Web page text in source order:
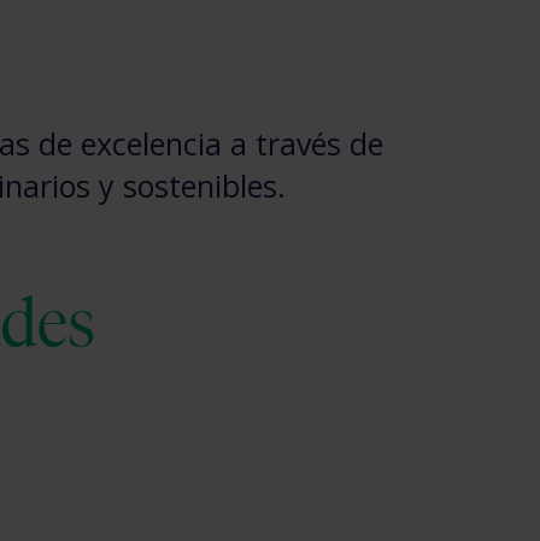
de excelencia a través de
y sostenibles.